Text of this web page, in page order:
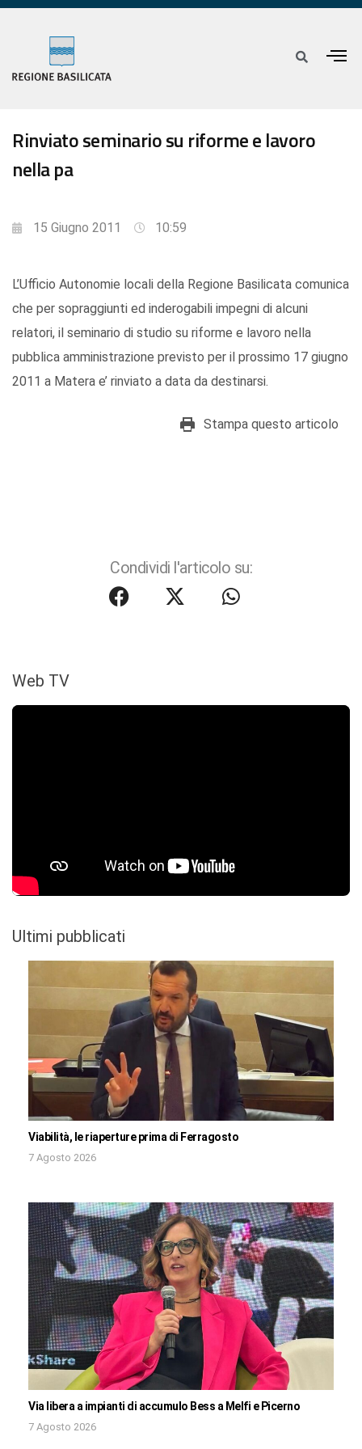
Rinviato seminario su riforme e lavoro
nella pa
15 Giugno 2011 10:59
L’Ufficio Autonomie locali della Regione Basilicata comunica
che per sopraggiunti ed inderogabili impegni di alcuni
relatori, il seminario di studio su riforme e lavoro nella
pubblica amministrazione previsto per il prossimo 17 giugno
2011 a Matera e’ rinviato a data da destinarsi.
Stampa questo articolo
Condividi l'articolo su:
Web TV
Ultimi pubblicati
Viabilità, le riaperture prima di Ferragosto
7 Agosto 2026
Via libera a impianti di accumulo Bess a Melfi e Picerno
7 Agosto 2026